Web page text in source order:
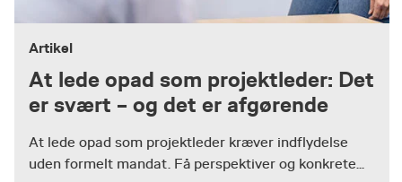
Artikel
At lede opad som projektleder: Det
er svært – og det er afgørende
At lede opad som projektleder kræver indflydelse
uden formelt mandat. Få perspektiver og konkrete...